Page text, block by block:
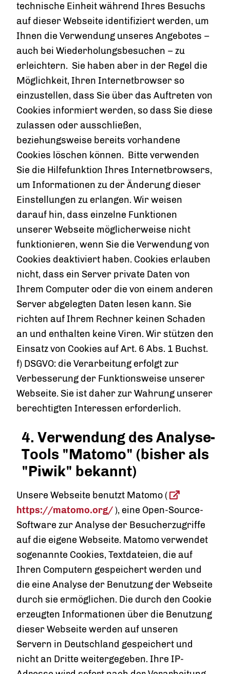
technische Einheit während Ihres Besuchs
auf dieser Webseite identifiziert werden, um
Ihnen die Verwendung unseres Angebotes –
auch bei Wiederholungsbesuchen – zu
erleichtern. Sie haben aber in der Regel die
Möglichkeit, Ihren Internetbrowser so
einzustellen, dass Sie über das Auftreten von
Cookies informiert werden, so dass Sie diese
zulassen oder ausschließen,
beziehungsweise bereits vorhandene
Cookies löschen können. Bitte verwenden
Sie die Hilfefunktion Ihres Internetbrowsers,
um Informationen zu der Änderung dieser
Einstellungen zu erlangen. Wir weisen
darauf hin, dass einzelne Funktionen
unserer Webseite möglicherweise nicht
funktionieren, wenn Sie die Verwendung von
Cookies deaktiviert haben. Cookies erlauben
nicht, dass ein Server private Daten von
Ihrem Computer oder die von einem anderen
Server abgelegten Daten lesen kann. Sie
richten auf Ihrem Rechner keinen Schaden
an und enthalten keine Viren. Wir stützen den
Einsatz von Cookies auf Art. 6 Abs. 1 Buchst.
f) DSGVO: die Verarbeitung erfolgt zur
Verbesserung der Funktionsweise unserer
Webseite. Sie ist daher zur Wahrung unserer
berechtigten Interessen erforderlich.
4. Verwendung des Analyse-
Tools "Matomo" (bisher als
"Piwik" bekannt)
Unsere Webseite benutzt Matomo (
https://matomo.org/), eine Open-Source-
Software zur Analyse der Besucherzugriffe
auf die eigene Webseite. Matomo verwendet
sogenannte Cookies, Textdateien, die auf
Ihren Computern gespeichert werden und
die eine Analyse der Benutzung der Webseite
durch sie ermöglichen. Die durch den Cookie
erzeugten Informationen über die Benutzung
dieser Webseite werden auf unseren
Servern in Deutschland gespeichert und
nicht an Dritte weitergegeben. Ihre IP-